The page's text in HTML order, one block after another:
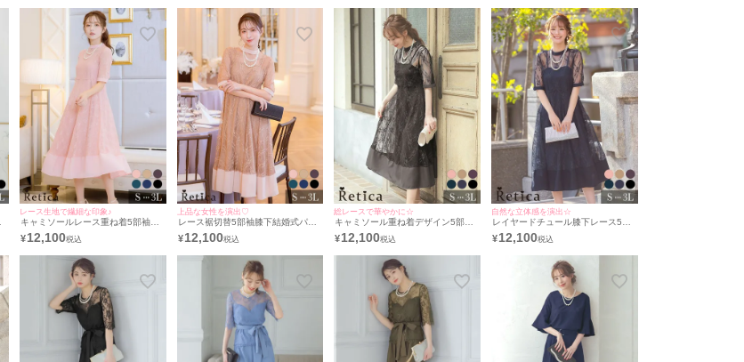
レース生地で繊細な印象♪
キャミソールレース重ね着5部袖膝
下結婚式パーティードレス3点セッ
ト [Retica/レティカ]
¥12,100
上品な女性を演出♡
レース裾切替5部袖膝下結婚式パー
ティードレス3点セット [Retica/レ
ティカ]
¥ 12,100
総レースで華やかに☆
キャミソール重ね着デザイン5部袖
膝下結婚式パーティードレス3点セ
ット [Retica/レティカ]
¥12,100
自然な立体感を演出☆
レイヤードチュール膝下レース5部
袖結婚式パーティードレス3点セッ
ト [Retica/レティカ]
¥12,100